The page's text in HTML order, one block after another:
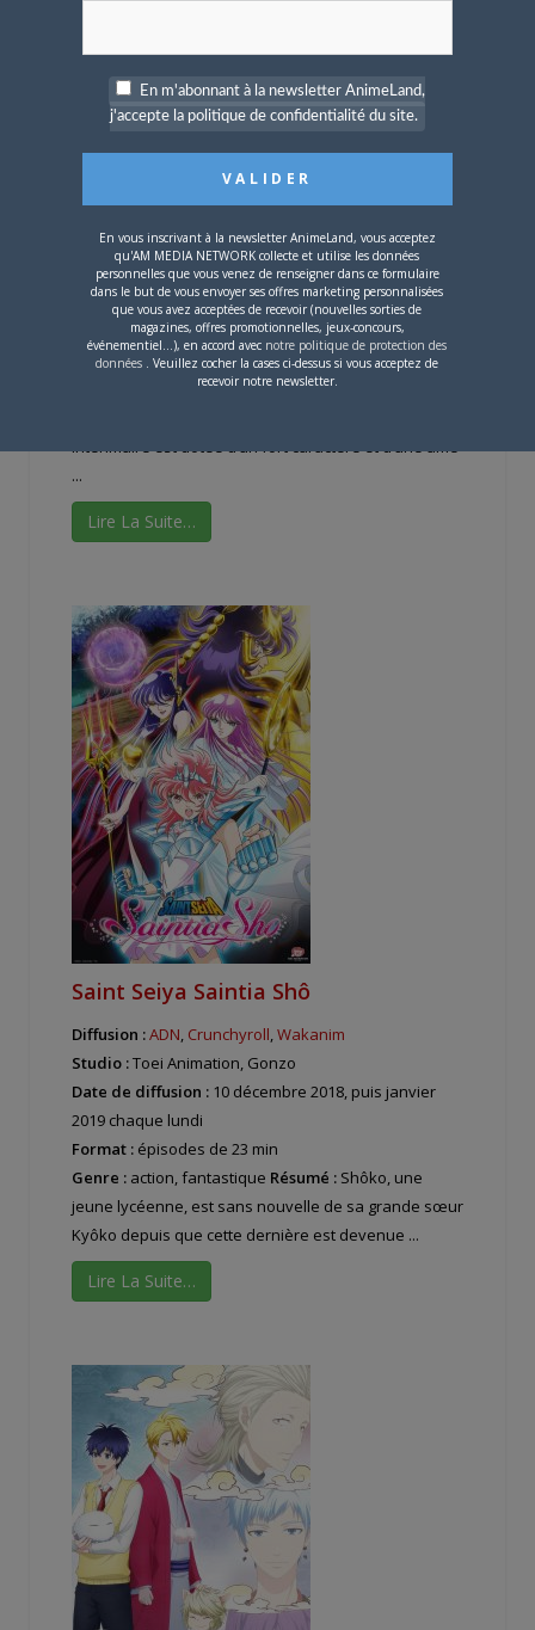
Rinshi!! Ekodachan
Diffusion : Crunchyroll
Studio :NC
Date de diffusion :8 janvier, puis chaque mardi à 19 h
Format :épisodes de 23 min
Résumé :Ekoda vient de la
intérimaire est dotée d’un fort caractère et d’une âme
...
Lire La Suite…
Saint Seiya Saintia Shô
Diffusion :ADN, Crunchyroll,Wakanim
Studio :Toei Animation, Gonzo
Date de diffusion : 10 décembre 2018, puis janvier
2019 chaque lundi
Format : épisodes de 23 min
Genre : action, fantastique Résumé : Shôko, une
jeune lycéenne, est sans nouvelle de sa grande sœur
Kyôko depuis que cette dernière est devenue ...
Lire La Suite…
En m'abonnant à la newsletter AnimeLand,
j'accepte la politique de confidentialité du site.
En vous inscrivant à la newsletter AnimeLand, vous acceptez
qu'AM MEDIA NETWORK collecte et utilise les données
personnelles que vous venez de renseigner dans ce formulaire
dans le but de vous envoyer ses offres marketing personnalisées
que vous avez acceptées de recevoir (nouvelles sorties de
magazines, offres promotionnelles, jeux-concours,
événementiel...), en accord avec notre politique de protection des
données . Veuillez cocher la cases ci-dessus si vous acceptez de
recevoir notre newsletter.